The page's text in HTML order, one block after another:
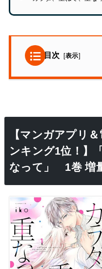
目次 [表示
【マンガアプリ
ンキング1位！】
なって」 1巻 増